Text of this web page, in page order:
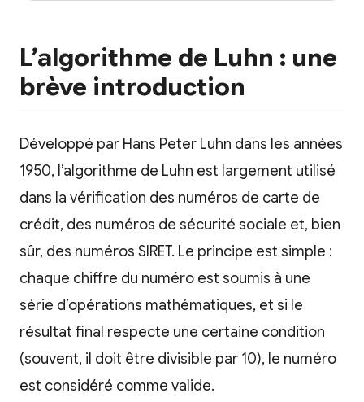
L’algorithme de Luhn : une
brève introduction
Développé par Hans Peter Luhn dans les années
1950, l’algorithme de Luhn est largement utilisé
dans la vérification des numéros de carte de
crédit, des numéros de sécurité sociale et, bien
sûr, des numéros SIRET. Le principe est simple :
chaque chiffre du numéro est soumis à une
série d’opérations mathématiques, et si le
résultat final respecte une certaine condition
(souvent, il doit être divisible par 10), le numéro
est considéré comme valide.